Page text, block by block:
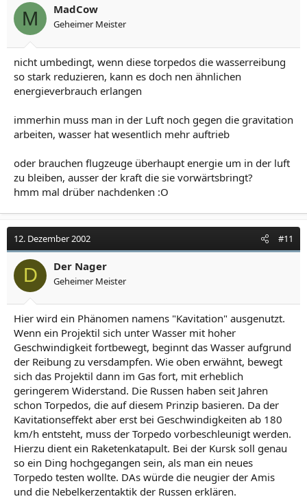
M MadCow
Geheimer Meister
nicht umbedingt, wenn diese torpedos die wasserreibung
so stark reduzieren, kann es doch nen ähnlichen
energieverbrauch erlangen
immerhin muss man in der Luft noch gegen die gravitation
arbeiten, wasser hat wesentlich mehr auftrieb
oder brauchen flugzeuge überhaupt energie um in der luft
zu bleiben, ausser der kraft die sie vorwärtsbringt?
hmm mal drüber nachdenken :O
12. Dezember 2002 #11
D Der Nager
Geheimer Meister
Hier wird ein Phänomen namens "Kavitation" ausgenutzt.
Wenn ein Projektil sich unter Wasser mit hoher
Geschwindigkeit fortbewegt, beginnt das Wasser aufgrund
der Reibung zu versdampfen. Wie oben erwähnt, bewegt
sich das Projektil dann im Gas fort, mit erheblich
geringerem Widerstand. Die Russen haben seit Jahren
schon Torpedos, die auf diesem Prinzip basieren. Da der
Kavitationseffekt aber erst bei Geschwindigkeiten ab 180
km/h entsteht, muss der Torpedo vorbeschleunigt werden.
Hierzu dient ein Raketenkatapult. Bei der Kursk soll genau
so ein Ding hochgegangen sein, als man ein neues
Torpedo testen wollte. DAs würde die neugier der Amis
und die Nebelkerzentaktik der Russen erklären.